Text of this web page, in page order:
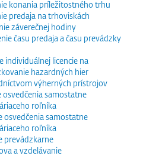
konania príležitostného trhu
predaja na trhoviskách
záverečnej hodiny
času predaja a času prevádzky
individuálnej licencie na
hazardných hier
výherných prístrojov
osvedčenia samostatne
roľníka
osvedčenia samostatne
roľníka
prevádzkarne
a vzdelávanie